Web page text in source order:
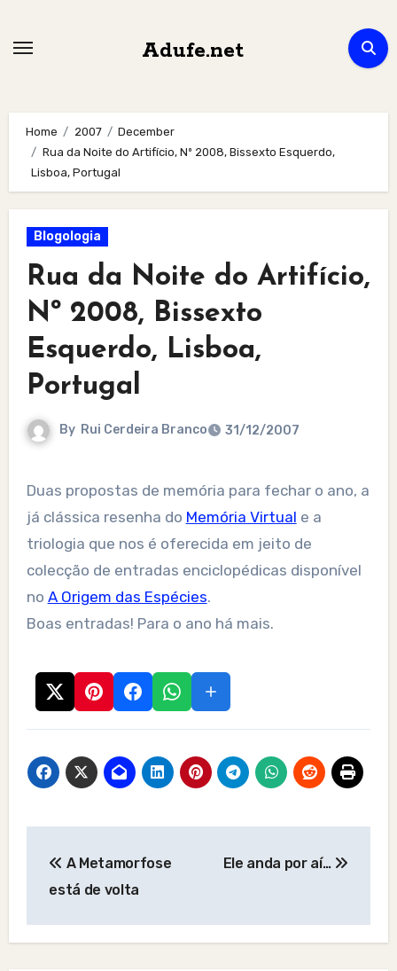
Adufe.net
Home 2007
December
Rua da Noite do Artifício, Nº 2008, Bissexto Esquerdo,
Lisboa, Portugal
Blogologia
Rua da Noite do Artifício,
Nº 2008, Bissexto
Esquerdo, Lisboa,
Portugal
By Rui Cerdeira Branco 31/12/2007
Duas propostas de memória para fechar o ano, a
já clássica resenha do Memória Virtual e a
triologia que nos é oferecida em jeito de
colecção de entradas enciclopédicas disponível
no A Origem das Espécies.
Boas entradas! Para o ano há mais.
navigation
A Metamorfose
está de volta
Ele anda por aí…